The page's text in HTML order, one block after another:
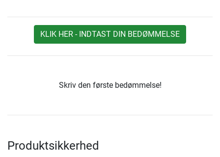
KLIK HER - INDTAST DIN BEDØMMELSE
Skriv den første bedømmelse!
Produktsikkerhed